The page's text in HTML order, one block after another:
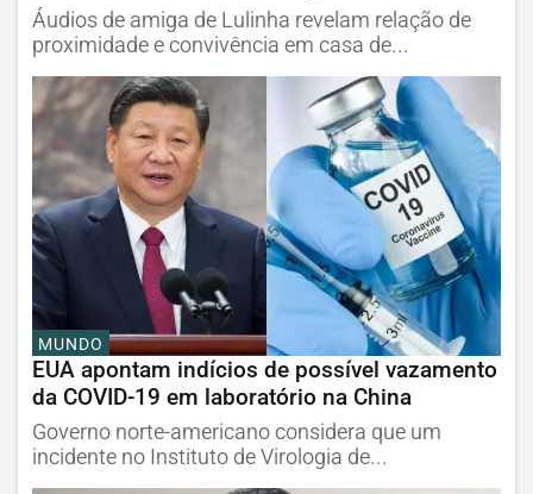
Áudios de amiga de Lulinha revelam relação de
proximidade e convivência em casa de...
MUNDO
EUA apontam indícios de possível vazamento
da COVID-19 em laboratório na China
Governo norte-americano considera que um
incidente no Instituto de Virologia de...